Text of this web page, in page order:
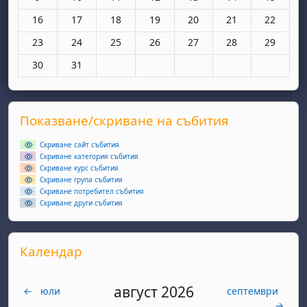
Няма събития, понеделник, 16 март
16 Няма събития, вторник, 17 март
17 Няма събития, сряда, 18 март
18 Няма събития, четвъртък, 19
19 Няма събития, петък, 20
20 Няма събития,
21 Няма
22
Няма събития, понеделник, 23 март
23 Няма събития, вторник, 24 март
24 Няма събития, сряда, 25 март
25 Няма събития, четвъртък, 26
26 Няма събития, петък, 27
27 Няма събития,
28 Няма
29
Няма събития, понеделник, 30 март
30 Няма събития, вторник, 31 март
31
Supplementary blocks
Прескочи Показване/скриване на събития
Показване/скриване на събития
Скриване сайт събития
Скриване категория събития
Скриване курс събития
Скриване група събития
Скриване потребител събития
Скриване други събития
Прескочи Календар
Календар
← юли август 2026
септември